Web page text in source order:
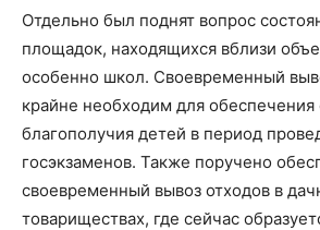
Отдельно был поднят вопрос
площадок, находящихся вблизи
особенно школ. Своевременный
крайне необходим для обеспечения
благополучия детей в период
госэкзаменов. Также поручено
своевременный вывоз отходов в
товариществах, где сейчас